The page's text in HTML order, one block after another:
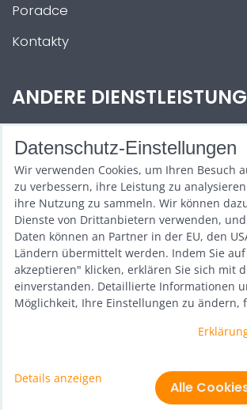
Poradce
Kontakty
ANDERE
Zábava na Vaši akci
Půjčovna
Promotéři
Kurzy a setkání
Velkoobchod
Nabídka práce
Erklärung zum Datenschutz
ByznysWeb.cz
Datenschutz-Einstellungen
Wir verwenden Cookies, um Ihren Besuch
zu verbessern, ihre Leistung zu
ihre Nutzung zu sammeln. Wir können
Dienste von Drittanbietern verwenden,
Daten können an Partner in der EU, den
Ländern übermittelt werden. Indem Sie auf
akzeptieren" klicken, erklären Sie sich mit
einverstanden. Detaillierte Informationen
Möglichkeit, Ihre Einstellungen zu ändern,
Details anzeigen
Alle